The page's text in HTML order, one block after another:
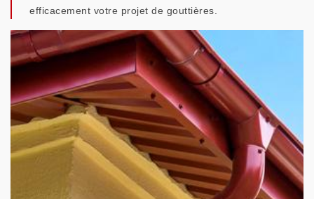
efficacement votre projet de gouttières.